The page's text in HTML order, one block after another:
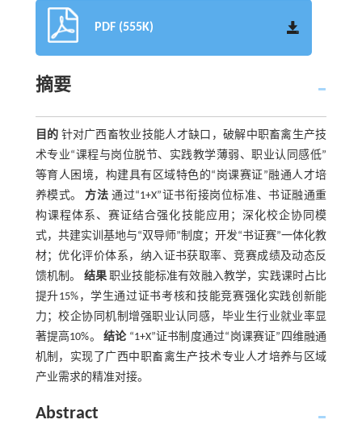
PDF (555K)
摘要
目的 针对广西畜牧业技能人才缺口，破解中职畜禽生产技
术专业“课程与岗位脱节、实践教学薄弱、职业认同感低”
等育人困境，构建具有区域特色的“岗课赛证”融通人才培
养模式。方法 通过“1+X”证书衔接岗位标准、书证融通重
构课程体系、赛证结合强化技能应用；深化校企协同模
式，共建实训基地与“双导师”制度；开发“书证赛”一体化教
材；优化评价体系，纳入证书获取率、竞赛成绩及动态反
馈机制。 结果职业技能标准有效融入教学，实践课时占比
提升15%，学生通过证书考核和技能竞赛强化实践创新能
力；校企协同机制增强职业认同感，毕业生行业就业率显
著提高10%。 结论“1+X”证书制度通过“岗课赛证”四维融通
机制，实现了广西中职畜禽生产技术专业人才培养与区域
产业需求的精准对接。
Abstract